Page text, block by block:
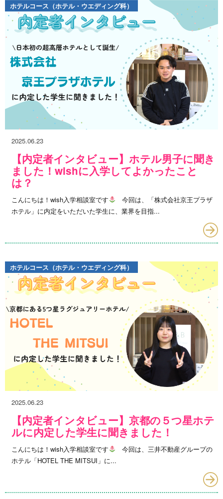
ホテルコース（ホテル・ウエディング科）
2025.06.23
【内定者インタビュー】ホテル男子に聞き
ました！wishに入学してよかったこと
は？
こんにちは！wish入学相談室です
今回は、「株式会社京王プラザ
ホテル」に内定をいただいた学生に、業界を目指...
ホテルコース（ホテル・ウエディング科）
2025.06.23
【内定者インタビュー】京都の５つ星ホテ
ルに内定した学生に聞きました！
こんにちは！wish入学相談室です
今回は、三井不動産グループの
ホテル「HOTEL THE MITSUI」に...